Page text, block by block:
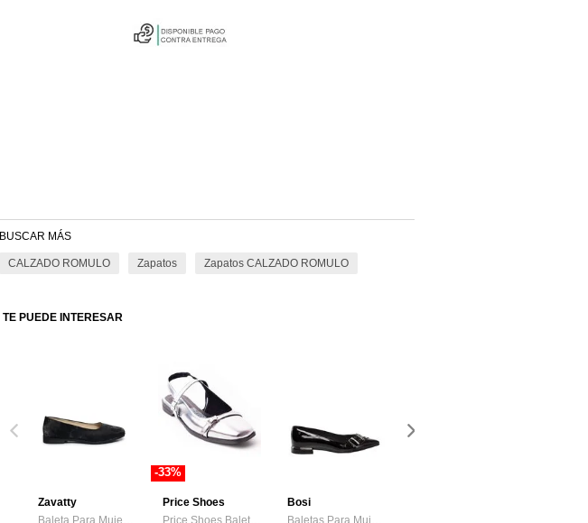
BUSCAR MÁS
CALZADO ROMULO Zapatos Zapatos CALZADO ROMULO
TE PUEDE INTERESAR
Zavatty
-33%
Price Shoes
Bosi